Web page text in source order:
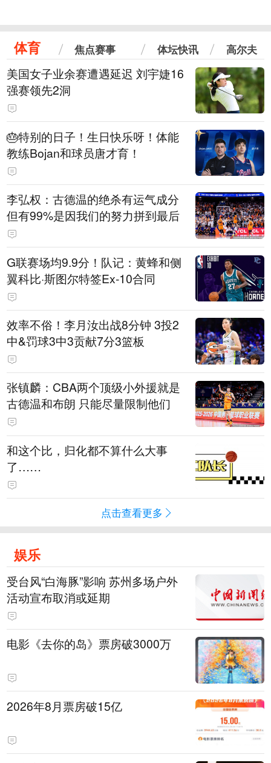
体育 焦点赛事 体坛快讯 高尔夫
美国女子业余赛遭遇延迟 刘宇婕16
强赛领先2洞
🎂特别的日子！生日快乐呀！体能
教练Bojan和球员唐才育！
李弘权：古德温的绝杀有运气成分
但有99%是因我们的努力拼到最后
G联赛场均9.9分！队记：黄蜂和侧
翼科比·斯图尔特签Ex‑10合同
效率不俗！李月汝出战8分钟 3投2
中&罚球3中3贡献7分3篮板
张镇麟：CBA两个顶级小外援就是
古德温和布朗 只能尽量限制他们
和这个比，归化都不算什么大事
了……
点击查看更多
娱乐
受台风“白海豚”影响 苏州多场户外
活动宣布取消或延期
电影《去你的岛》票房破3000万
2026年8月票房破15亿